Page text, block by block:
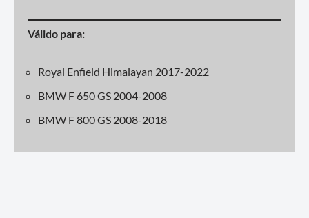
Válido para:
Royal Enfield Himalayan 2017-2022
BMW F 650 GS 2004-2008
BMW F 800 GS 2008-2018